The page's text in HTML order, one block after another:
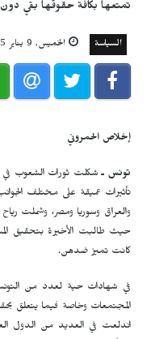
تمتعها بكافة حقوقها بقي دون
السياسة الخميس, 9 يناير 2025, 05:46
إخلاص الحمروني
تونس ـ شكلت ثورات الشعوب في
تأثيرات عميقة على مختلف
والعراق وسوريا ومصر، وشملت
حيث طالبت الأخيرة بتحقيق
كانت تميز ضدهن.
في شهادات حية لعدد من
المجتمعات وخاصة فيما يتعلق
اندلعت في العديد من الدول